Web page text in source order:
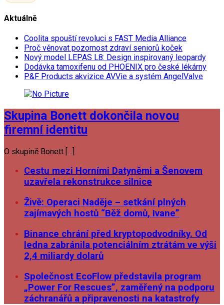
Aktuálně
Coolita spouští revoluci s FAST Media Alliance
Proč věnovat pozornost zdraví seniorů koček
Nový model LEPAS L8: Design inspirovaný leopardy
Dodávka tamoxifenu od PHOENIX pro české lékárny
P&F Products akvizice AVVie a systém AngelValve
Skupina Bonett dokončila novou
firemní identitu
O skupině Bonett […]
Cestu mezi Horními Datyněmi a Šenovem
uzavřela rekonstrukce silnice
Živě: Operaci Naděje – setkání plných
zajímavých hostů “Běž domů, Ivane”
Binance chrání před kryptopodvodníky. Od
ledna zabránila potenciálním ztrátám ve výši
2,4 miliardy dolarů
Společnost EcoFlow představila program
„Power For Rescues”, zaměřený na podporu
záchranářů a připravenosti na katastrofy